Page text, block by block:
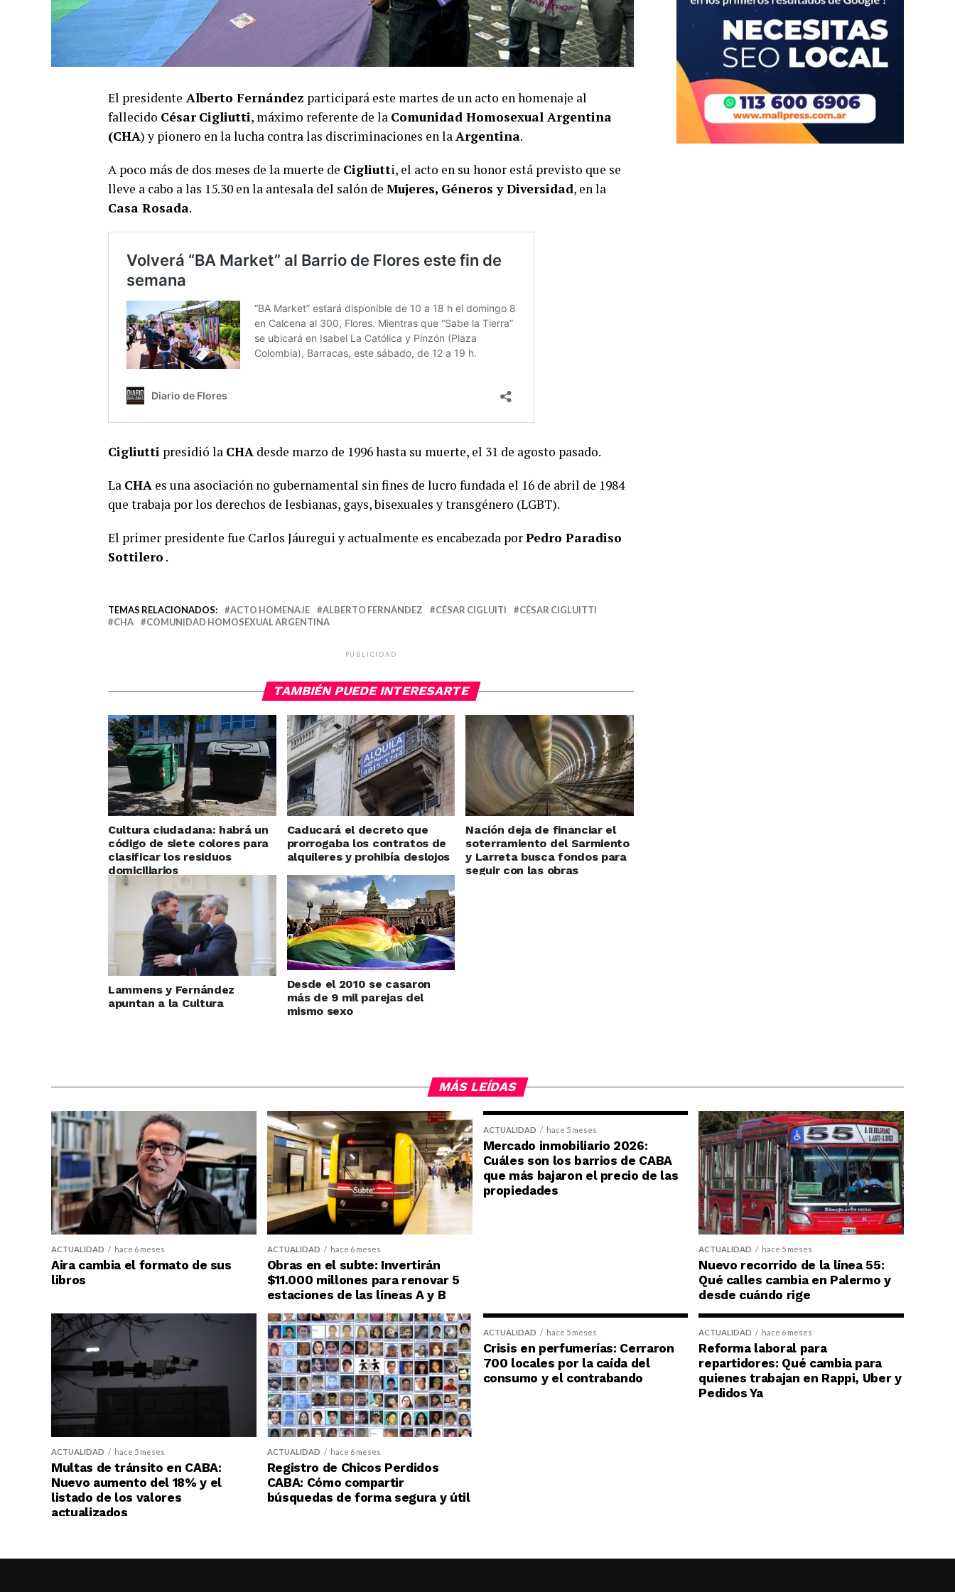
El presidente Alberto Fernández participará este martes de un acto en homenaje al
fallecido César Cigliutti, máximo referente de la Comunidad Homosexual Argentina
(CHA) y pionero en la lucha contra las discriminaciones en laArgentina.
A poco más de dos meses de la muerte de Cigliutti, el acto en su honor está previsto que se
lleve a cabo a las 15.30 en la antesala del salón de Mujeres, Géneros y Diversidad, en la
Casa Rosada.
Cigliutti presidió la CHA desde marzo de 1996 hasta su muerte, el 31 de agosto pasado.
La CHA es una asociación no gubernamental sin fines de lucro fundada el 16 de abril de 1984
que trabaja por los derechos de lesbianas, gays, bisexuales y transgénero (LGBT).
El primer presidente fue Carlos Jáuregui y actualmente es encabezada porPedro Paradiso
Sottilero .
TEMAS RELACIONADOS: ACTO HOMENAJE ALBERTO FERNÁNDEZ CÉSAR CIGLUITI
CÉSAR CIGLUITTI
CHA
COMUNIDAD HOMOSEXUAL ARGENTINA
PUBLICIDAD
TAMBIÉN PUEDE INTERESARTE
Cultura ciudadana: habrá un
código de siete colores para
clasificar los residuos
domiciliarios
Caducará el decreto que
prorrogaba los contratos de
alquileres y prohibía deslojos
Nación deja de financiar el
soterramiento del Sarmiento
y Larreta busca fondos para
seguir con las obras
Lammens y Fernández
apuntan a la Cultura
Desde el 2010 se casaron
más de 9 mil parejas del
mismo sexo
MÁS LEÍDAS
ACTUALIDAD hace 6 meses
Aira cambia el formato de sus
libros
ACTUALIDAD hace 6 meses
Obras en el subte: Invertirán
$11.000 millones para renovar 5
estaciones de las líneas A y B
ACTUALIDAD hace 5 meses
Mercado inmobiliario 2026:
Cuáles son los barrios de CABA
que más bajaron el precio de las
propiedades
ACTUALIDAD hace 5 meses
Nuevo recorrido de la línea 55:
Qué calles cambia en Palermo y
desde cuándo rige
ACTUALIDAD hace 5 meses
Multas de tránsito en CABA:
Nuevo aumento del 18% y el
listado de los valores
actualizados
ACTUALIDAD hace 6 meses
Registro de Chicos Perdidos
CABA: Cómo compartir
búsquedas de forma segura y útil
ACTUALIDAD hace 5 meses
Crisis en perfumerías: Cerraron
700 locales por la caída del
consumo y el contrabando
ACTUALIDAD hace 6 meses
Reforma laboral para
repartidores: Qué cambia para
quienes trabajan en Rappi, Uber y
Pedidos Ya